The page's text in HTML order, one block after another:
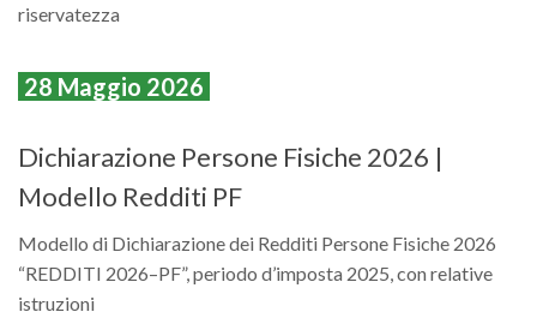
riservatezza
28 Maggio 2026
Dichiarazione Persone Fisiche 2026 |
Modello Redditi PF
Modello di Dichiarazione dei Redditi Persone Fisiche 2026
“REDDITI 2026–PF”, periodo d’imposta 2025, con relative
istruzioni